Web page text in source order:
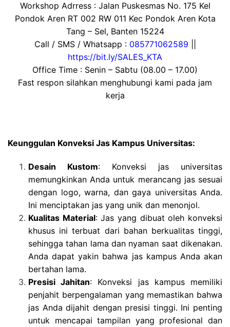
Workshop Adrress : Jalan Puskesmas No. 175 Kel
Pondok Aren RT 002 RW 011 Kec Pondok Aren Kota
Tang – Sel, Banten 15224
Call / SMS / Whatsapp : 085771062589
https://bit.ly/SALES_KTA
Office Time : Senin – Sabtu (08.00 – 17.00)
Fast respon silahkan menghubungi kami pada jam
kerja
Keunggulan Konveksi Jas Kampus Universitas:
Desain Kustom: Konveksi jas universitas
memungkinkan Anda untuk merancang jas sesuai
dengan logo, warna, dan gaya universitas Anda.
Ini menciptakan jas yang unik dan menonjol.
Kualitas Material: Jas yang dibuat oleh konveksi
khusus ini terbuat dari bahan berkualitas tinggi,
sehingga tahan lama dan nyaman saat dikenakan.
Anda dapat yakin bahwa jas kampus Anda akan
bertahan lama.
Presisi Jahitan: Konveksi jas kampus memiliki
penjahit berpengalaman yang memastikan bahwa
jas Anda dijahit dengan presisi tinggi. Ini penting
untuk mencapai tampilan yang profesional dan